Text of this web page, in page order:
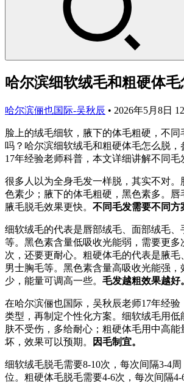
哈尔滨细软绒毛和粗硬体
哈尔滨俪也国际-吴秋辰 • 2026年5月8日
脸上的绒毛细软，腋下的体毛粗硬，不同
吗？哈尔滨细软绒毛和粗硬体毛怎么脱，
17年经验老师科普，本文详细讲解不同毛
很多人以为全身毛发一样脱，其实不对。
色素少；腋下的体毛粗硬，黑色素多。唇
腋毛脱毛效果更快。 不同毛发需要不同方
细软绒毛的代表是唇部绒毛、面部绒毛、
等。黑色素含量低吸收光能弱，需要更多
次，还要更耐心。粗硬体毛的代表是腋毛
男士胸毛等。黑色素含量高吸收光能强
少，能量可调高一些。 毛发越粗效果越好
在哈尔滨俪也国际，吴秋辰老师17年经
类型，再制定个性化方案。细软绒毛用低
肤不受伤，多给耐心；粗硬体毛用中高能
坏，效果可以预期。
因毛制宜。
细软绒毛脱毛需要8-10次，每次间隔3-4
位。粗硬体毛脱毛需要4-6次，每次间隔